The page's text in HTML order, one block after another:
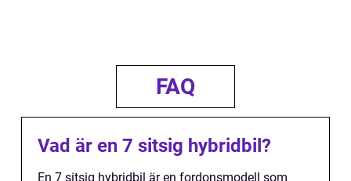
FAQ
Vad är en 7 sitsig hybridbil?
En 7 sitsig hybridbil är en fordonsmodell som